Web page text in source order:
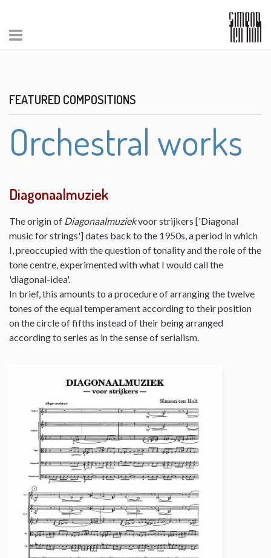
FEATURED COMPOSITIONS
Orchestral works
Diagonaalmuziek
The origin of Diagonaalmuziekvoor strijkers ['Diagonal
music for strings'] dates back to the 1950s, a period in which
I, preoccupied with the question of tonality and the role of the
tone centre, experimented with what I would call the
'diagonal-idea'.
In brief, this amounts to a procedure of arranging the twelve
tones of the equal temperament according to their position
on the circle of fifths instead of their being arranged
according to series as in the sense of serialism.